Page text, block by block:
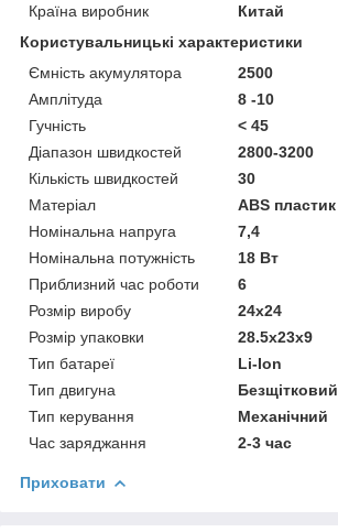
Країна виробник
Китай
Користувальницькі характеристики
Ємність акумулятора
2500
Амплітуда
8 -10
Гучність
< 45
Діапазон швидкостей
2800-3200
Кількість швидкостей
30
Матеріал
ABS пластик
Номінальна напруга
7,4
Номінальна потужність
18 Вт
Приблизний час роботи
6
Розмір виробу
24x24
Розмір упаковки
28.5x23x9
Тип батареї
Li-Ion
Тип двигуна
Безщітковий
Тип керування
Механічний
Час заряджання
2-3 час
Приховати